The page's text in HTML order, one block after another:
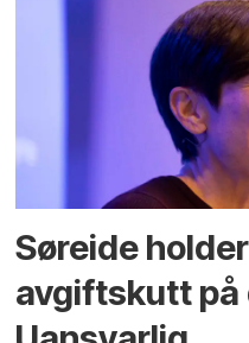
Søreide
avgiftskutt